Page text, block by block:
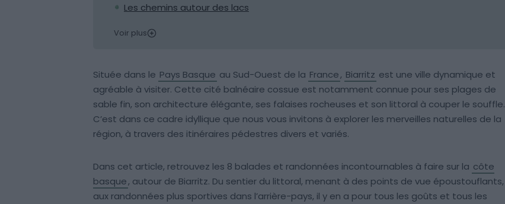
Les chemins autour des lacs
Voir plus
Située dans le Pays Basque au Sud-Ouest de la France, Biarritz est une ville dynamique et
agréable à visiter. Cette cité balnéaire cossue est notamment connue pour ses plages de
sable fin, son architecture élégante, ses falaises rocheuses et son littoral à couper le souffle.
C’est dans ce cadre idyllique que nous vous invitons à explorer les merveilles naturelles de la
région, à travers des itinéraires pédestres divers et variés.
Dans cet article, retrouvez les 8 balades et randonnées incontournables à faire sur la côte
basque, autour de Biarritz. Du sentier du littoral, menant à des points de vue époustouflants,
aux randonnées plus sportives dans l’arrière-pays, il y en a pour tous les goûts et tous les